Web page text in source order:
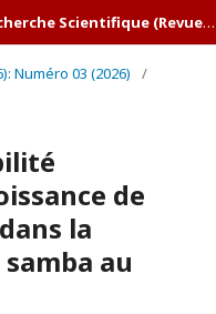
Revue Internationale de la Recherche Scientifique (Revue-IRS)
Numéro 03 (2026)
/
de
la
au